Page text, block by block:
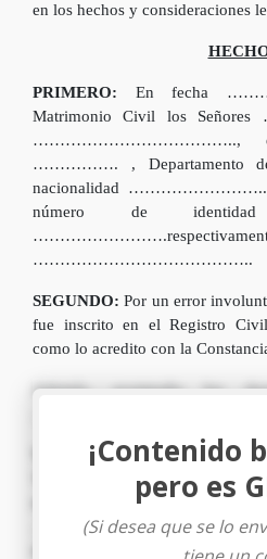
en los hechos y consideraciones
PRIMERO: En fecha
Matrimonio Civil los
………………………………..,
……………. ,
nacionalidad
número de
…………………………………..
SEGUNDO:Por un error
fue inscrito en el Registro
como lo acredito con la
Además, acompaño los
TERCERO:Asimismo,
Testigos, …………………….
mayores de edad, de
……………………
de………………………. y
¡Contenido
pero es
(Si desea que se lo